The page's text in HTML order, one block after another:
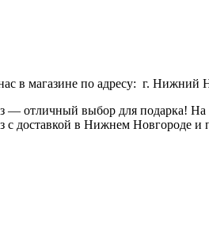
в магазине по адресу: г. Нижний
отличный выбор для подарка! На
доставкой в Нижнем Новгороде и